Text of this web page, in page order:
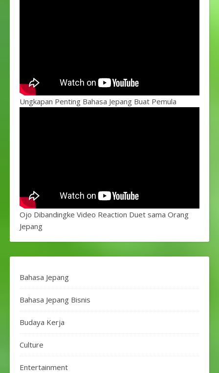
Ungkapan Penting Bahasa Jepang Buat Pemula
Ojo Dibandingke Video Reaction Duet sama Orang
Jepang
Bahasa Jepang
Bahasa Jepang Bisnis
Budaya Kerja
Culture
Entertainment